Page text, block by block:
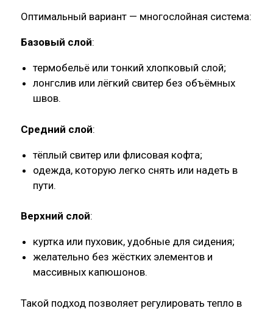
Оптимальный вариант — многослойная система:
Базовый слой:
термобельё или тонкий хлопковый слой;
лонгслив или лёгкий свитер без объёмных
швов.
Средний слой:
тёплый свитер или флисовая кофта;
одежда, которую легко снять или надеть в
пути.
Верхний слой:
куртка или пуховик, удобные для сидения;
желательно без жёстких элементов и
массивных капюшонов.
Такой подход позволяет регулировать тепло в